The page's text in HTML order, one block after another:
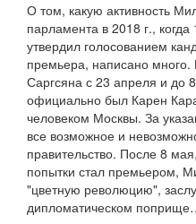
О том, какую активность
парламента в 2018 г.,
утвердил голосованием
премьера, написано много.
Саргсяна с 23 апреля и до
официально был Карен
человеком Москвы. За
все возможное и
правительство. После 8
попытки стал премьером,
"цветную революцию",
дипломатическом